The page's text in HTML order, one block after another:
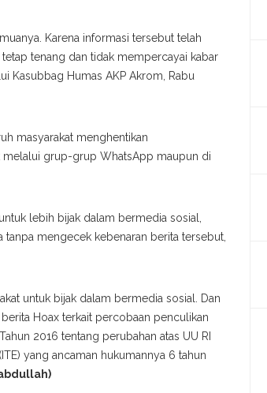
Karena informasi tersebut telah
tenang dan tidak mempercayai kabar
Kasubbag Humas AKP Akrom, Rabu
masyarakat menghentikan
grup-grup WhatsApp maupun di
lebih bijak dalam bermedia sosial,
mengecek kebenaran berita tersebut,
untuk bijak dalam bermedia sosial. Dan
Hoax terkait percobaan penculikan
2016 tentang perubahan atas UU RI
yang ancaman hukumannya 6 tahun